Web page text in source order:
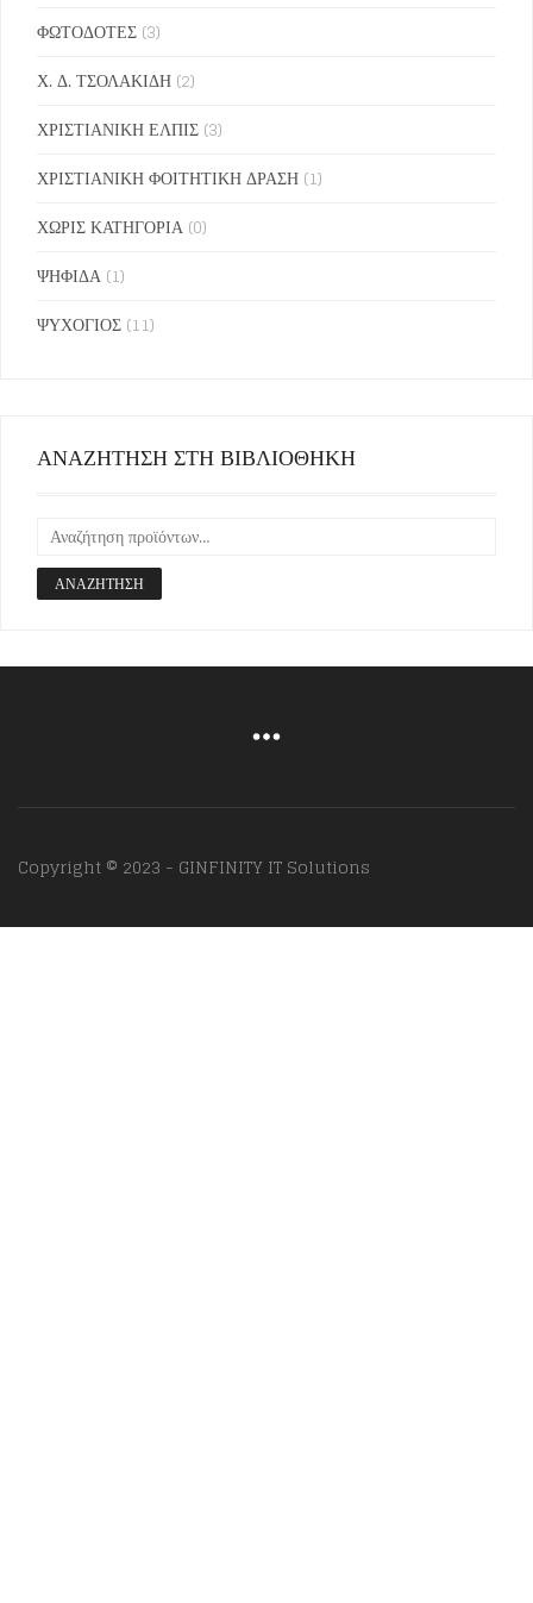
ΦΩΤΟΔΟΤΕΣ (3)
Χ. Δ. ΤΣΟΛΑΚΙΔΗ (2)
ΧΡΙΣΤΙΑΝΙΚΗ ΕΛΠΙΣ (3)
ΧΡΙΣΤΙΑΝΙΚΗ ΦΟΙΤΗΤΙΚΗ ΔΡΑΣΗ (1)
ΧΩΡΙΣ ΚΑΤΗΓΟΡΙΑ (0)
ΨΗΦΙΔΑ (1)
ΨΥΧΟΓΙΟΣ (11)
ΑΝΑΖΗΤΗΣΗ ΣΤΗ ΒΙΒΛΙΟΘΗΚΗ
ΑΝΑΖΉΤΗΣΗ
Copyright © 2023 - GINFINITY IT Solutions